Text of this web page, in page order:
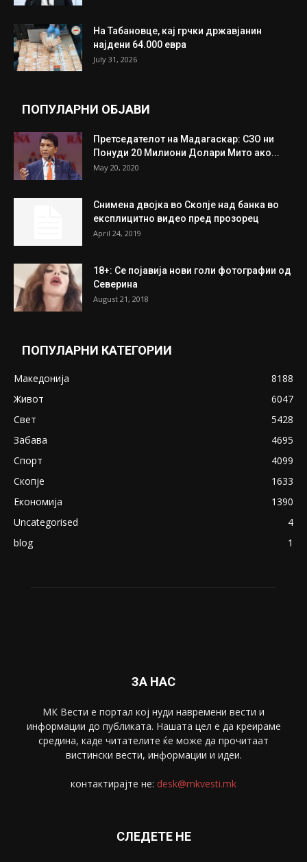
На Табановце, кај грчки државјанин
најдени 64.000 евра
July 31, 2026
ПОПУЛАРНИ ОБЈАВИ
Претседателот на Мадагаскар: СЗО ни
Понуди 20 Милиони Долари Мито ако...
May 20, 2020
Снимена двојка во Скопје над банка во
експлицитно видео пред прозорец
April 24, 2019
18+: Се појавија нови голи фотографии од
Северина
August 21, 2018
ПОПУЛАРНИ КАТЕГОРИИ
Македонија
8188
Живот
6047
Свет
5428
Забава
4695
Спорт
4099
Скопје
1633
Економија
1390
Uncategorised
4
blog
1
ЗА НАС
МК Вести е портал коj нуди навремени вести и
информации до публиката. Нашата цел е да креираме
средина, каде читателите ќе може да прочитаат
вистински вести, информации и идеи.
контактирајте не: desk@mkvesti.mk
СЛЕДЕТЕ НЕ